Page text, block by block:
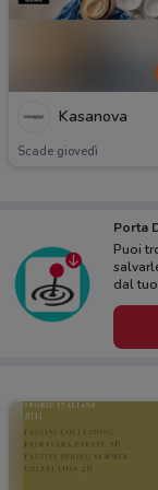
Kasanova
Scade giovedì
Porta
Puoi
dal